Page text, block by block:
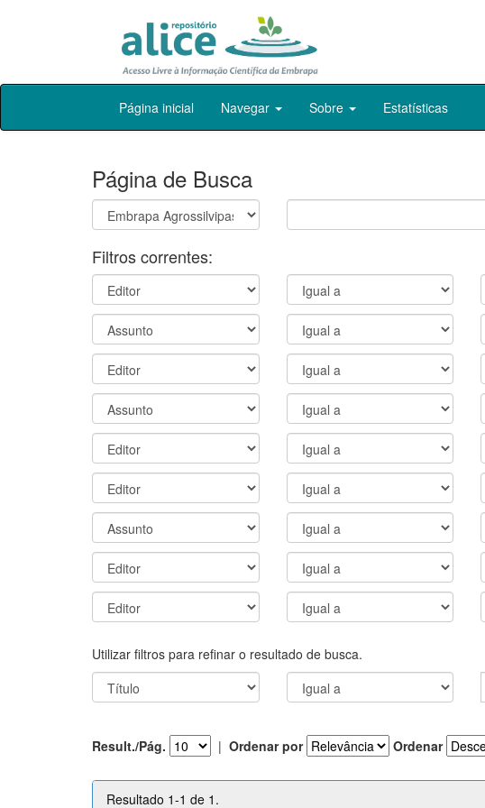
Skip
Página inicial Navegar Sobre Estatísticas
Página de Busca
Filtros correntes:
Utilizar filtros para refinar o resultado de busca.
Result./Pág. | Ordenar por Ordenar
Resultado 1-1 de 1.